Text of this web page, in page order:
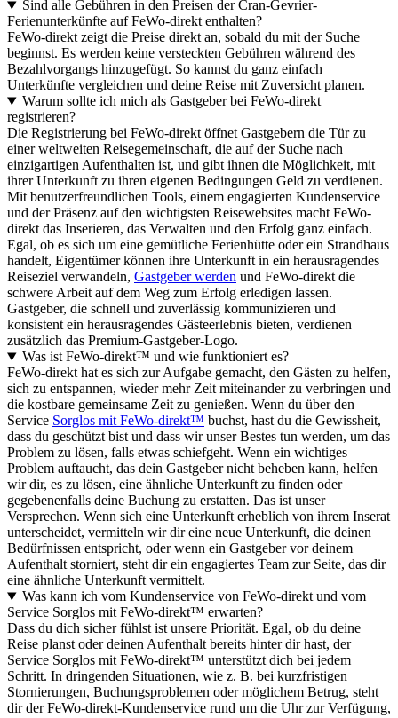
Sind alle Gebühren in den Preisen der Cran-Gevrier-
Ferienunterkünfte auf FeWo-direkt enthalten?
FeWo-direkt zeigt die Preise direkt an, sobald du mit der Suche
beginnst. Es werden keine versteckten Gebühren während des
Bezahlvorgangs hinzugefügt. So kannst du ganz einfach
Unterkünfte vergleichen und deine Reise mit Zuversicht planen.
Warum sollte ich mich als Gastgeber bei FeWo-direkt
registrieren?
Die Registrierung bei FeWo-direkt öffnet Gastgebern die Tür zu
einer weltweiten Reisegemeinschaft, die auf der Suche nach
einzigartigen Aufenthalten ist, und gibt ihnen die Möglichkeit, mit
ihrer Unterkunft zu ihren eigenen Bedingungen Geld zu verdienen.
Mit benutzerfreundlichen Tools, einem engagierten Kundenservice
und der Präsenz auf den wichtigsten Reisewebsites macht FeWo-
direkt das Inserieren, das Verwalten und den Erfolg ganz einfach.
Egal, ob es sich um eine gemütliche Ferienhütte oder ein Strandhaus
handelt, Eigentümer können ihre Unterkunft in ein herausragendes
Reiseziel verwandeln, Gastgeber werden und FeWo-direkt die
schwere Arbeit auf dem Weg zum Erfolg erledigen lassen.
Gastgeber, die schnell und zuverlässig kommunizieren und
konsistent ein herausragendes Gästeerlebnis bieten, verdienen
zusätzlich das Premium-Gastgeber-Logo.
Was ist FeWo-direkt™ und wie funktioniert es?
FeWo-direkt hat es sich zur Aufgabe gemacht, den Gästen zu helfen,
sich zu entspannen, wieder mehr Zeit miteinander zu verbringen und
die kostbare gemeinsame Zeit zu genießen. Wenn du über den
Service Sorglos mit FeWo-direkt™ buchst, hast du die Gewissheit,
dass du geschützt bist und dass wir unser Bestes tun werden, um das
Problem zu lösen, falls etwas schiefgeht. Wenn ein wichtiges
Problem auftaucht, das dein Gastgeber nicht beheben kann, helfen
wir dir, es zu lösen, eine ähnliche Unterkunft zu finden oder
gegebenenfalls deine Buchung zu erstatten. Das ist unser
Versprechen. Wenn sich eine Unterkunft erheblich von ihrem Inserat
unterscheidet, vermitteln wir dir eine neue Unterkunft, die deinen
Bedürfnissen entspricht, oder wenn ein Gastgeber vor deinem
Aufenthalt storniert, steht dir ein engagiertes Team zur Seite, das dir
eine ähnliche Unterkunft vermittelt.
Was kann ich vom Kundenservice von FeWo-direkt und vom
Service Sorglos mit FeWo-direkt™ erwarten?
Dass du dich sicher fühlst ist unsere Priorität. Egal, ob du deine
Reise planst oder deinen Aufenthalt bereits hinter dir hast, der
Service Sorglos mit FeWo-direkt™ unterstützt dich bei jedem
Schritt. In dringenden Situationen, wie z. B. bei kurzfristigen
Stornierungen, Buchungsproblemen oder möglichem Betrug, steht
dir der FeWo-direkt-Kundenservice rund um die Uhr zur Verfügung,